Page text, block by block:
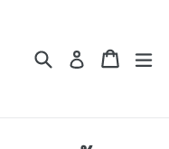
SearchLog in Cart
Cart